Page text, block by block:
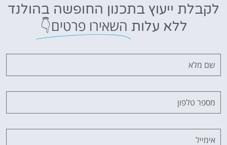
לקבלת ייעוץ בתכנון החופשה בהולנד
ללא עלות השאירו פרטים👇